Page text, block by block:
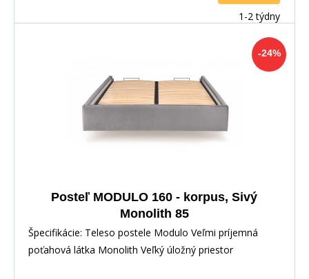
1-2 týdny
-24%
Posteľ MODULO 160 - korpus, Sivý
Monolith 85
Špecifikácie: Teleso postele Modulo Veľmi príjemná
poťahová látka Monolith Veľký úložný priestor